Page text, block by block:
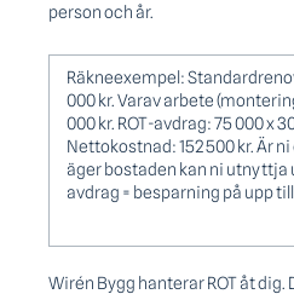
person och år.
Räkneexempel:
000 kr. Varav arbete
000 kr. ROT-avdrag: 75 000 x
Nettokostnad: 152 500 kr. Är
äger bostaden kan ni utnyttja
avdrag = besparning på upp till
Wirén Bygg hanterar ROT åt dig.